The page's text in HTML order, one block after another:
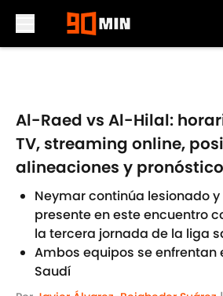
Al-Raed vs Al-Hilal:
TV, streaming online,
alineaciones y pronóstico
Neymar continúa lesionado
presente en este encuentro
la tercera jornada de la liga
Ambos equipos se enfrentan
Saudí